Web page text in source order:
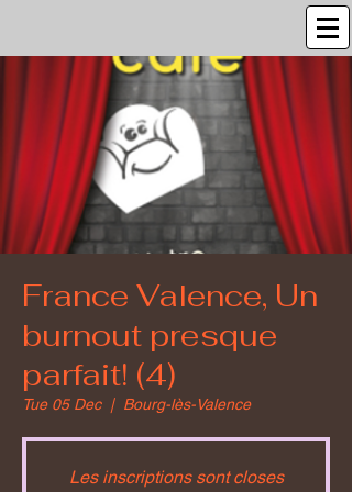
France Valence, Un
burnout presque
parfait! (4)
Tue 05 Dec
  |
Bourg-lès-Valence
Les inscriptions sont closes